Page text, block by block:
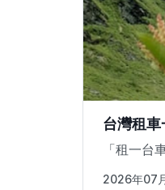
台灣租
「租一
2026年07